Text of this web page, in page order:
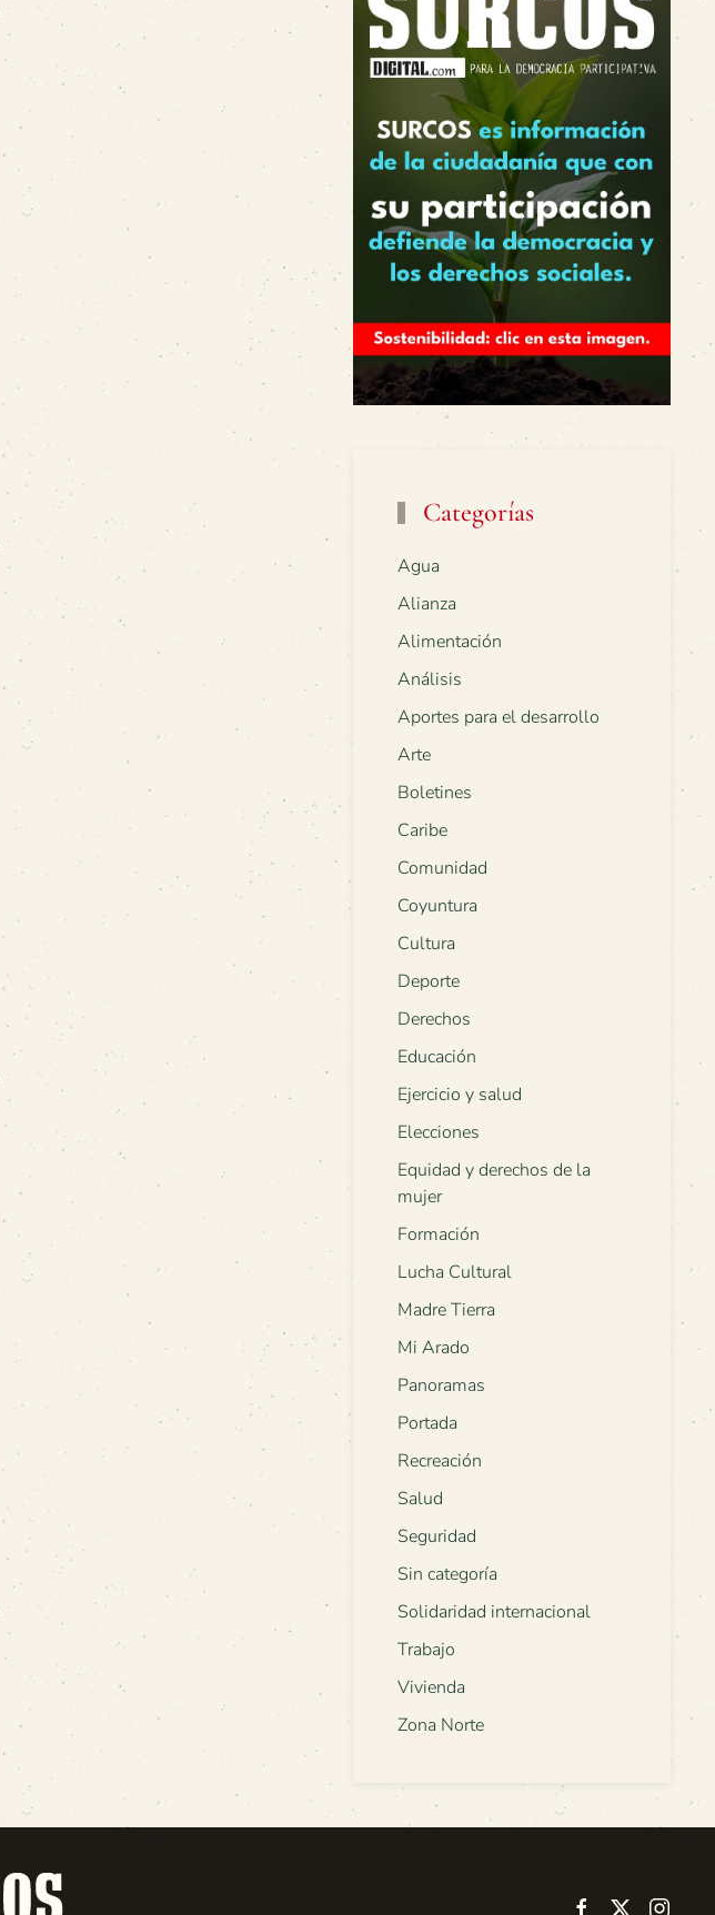
Categorías
Agua
Alianza
Alimentación
Análisis
Aportes para el desarrollo
Arte
Boletines
Caribe
Comunidad
Coyuntura
Cultura
Deporte
Derechos
Educación
Ejercicio y salud
Elecciones
Equidad y derechos de la
mujer
Formación
Lucha Cultural
Madre Tierra
Mi Arado
Panoramas
Portada
Recreación
Salud
Seguridad
Sin categoría
Solidaridad internacional
Trabajo
Vivienda
Zona Norte